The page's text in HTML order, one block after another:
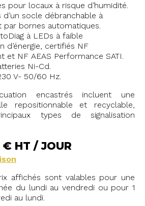
pour locaux à risque d’humidité.
socle débranchable à
par bornes automatiques.
à LEDs à faible
d’énergie, certifiés NF
et NF AEAS Performance SATI.
Ni-Cd.
V- 50/60 Hz.
encastrés incluent une
repositionnable et recyclable,
types de signalisation
€ HT / JOUR
affichés sont valables pour une
du lundi au vendredi ou pour 1
au lundi.